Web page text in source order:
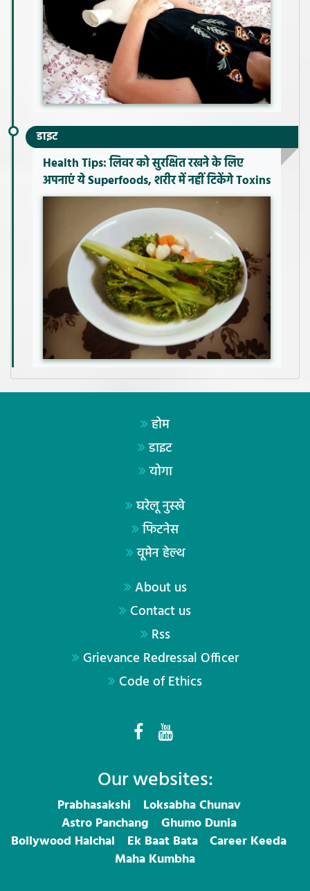
डाइट
Health Tips: लिवर को सुरक्षित रखने के लिए
अपनाएं ये Superfoods, शरीर में नहीं टिकेंगे Toxins
होम
डाइट
योगा
घरेलू नुस्खे
फिटनेस
वूमेन हेल्थ
About us
Contact us
Rss
Grievance Redressal Officer
Code of Ethics
Our websites:
Prabhasakshi
Loksabha Chunav
Astro Panchang
Ghumo Dunia
Bollywood Halchal
Ek Baat Bata
Career Keeda
Maha Kumbha